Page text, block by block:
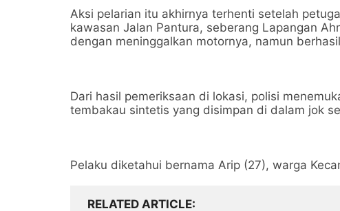
Aksi pelarian itu akhirnya terhenti setelah
kawasan Jalan Pantura, seberang Lapangan
dengan meninggalkan motornya, namun
Dari hasil pemeriksaan di lokasi, polisi
tembakau sintetis yang disimpan di dalam jok
Pelaku diketahui bernama Arip (27), warga
RELATED ARTICLE